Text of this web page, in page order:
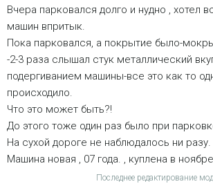
Вчера парковался долго и нудно , хотел
машин впритык.
Пока парковался, а покрытие было-
-2-3 раза слышал стук металлический
подергиванием машины-все это как то
происходило.
Что это может быть?!
До этого тоже один раз было при
На сухой дороге не наблюдалось ни разу.
Машина новая , 07 года. , куплена в
Последнее редактирование